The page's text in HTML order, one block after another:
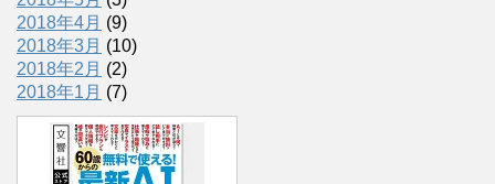
2018年4月 (9)
2018年3月 (10)
2018年2月 (2)
2018年1月 (7)